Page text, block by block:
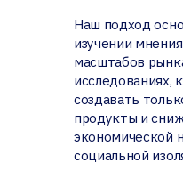
Наш подход
изучении
масштабов
исследованиях,
создавать
продукты и
экономической
социальной